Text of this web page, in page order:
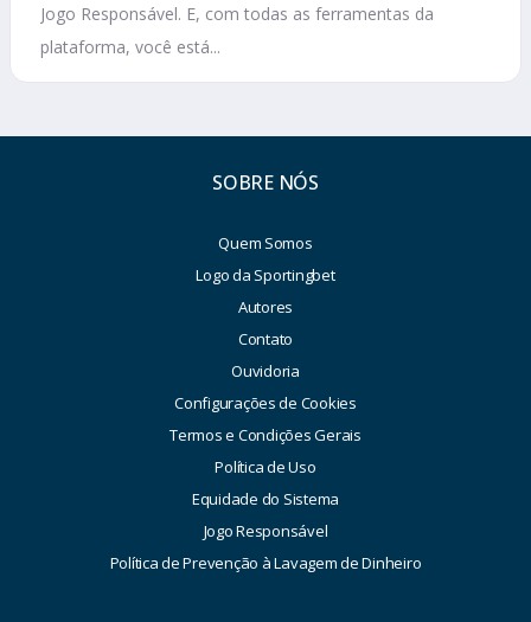
Jogo Responsável. E, com todas as ferramentas da
plataforma, você está...
SOBRE NÓS
Quem Somos
Logo da Sportingbet
Autores
Contato
Ouvidoria
Configurações de Cookies
Termos e Condições Gerais
Política de Uso
Equidade do Sistema
Jogo Responsável
Política de Prevenção à Lavagem de Dinheiro